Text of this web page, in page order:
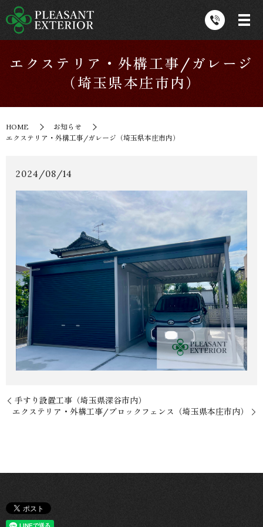
エクステリア・外構工事/ガレージ
（埼玉県本庄市内）
HOME
お知らせ
エクステリア・外構工事/ガレージ（埼玉県本庄市内）
2024/08/14
手すり設置工事（埼玉県深谷市内）
エクステリア・外構工事/ブロックフェンス（埼玉県本庄市内）